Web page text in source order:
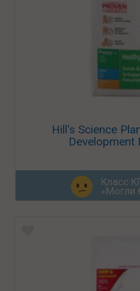
Hill's Science
Development
Класс
«Могли